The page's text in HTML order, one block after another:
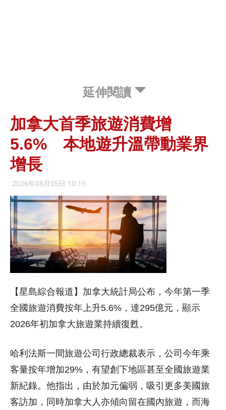
延伸閱讀
加拿大首季旅遊消費增
5.6% 本地遊升溫帶動業界
增長
2026年08月05日 10:15
【星島綜合報道】加拿大統計局公布，今年第一季
全國旅遊消費按年上升5.6%，達295億元，顯示
2026年初加拿大旅遊業持續復甦。
哈利法斯一間旅遊公司行政總裁表示，公司今年乘
客量按年增加29%，有望創下地區甚至全國旅遊業
新紀錄。他指出，由於加元偏弱，吸引更多美國旅
客訪加，同時加拿大人亦傾向留在國內旅遊，而海